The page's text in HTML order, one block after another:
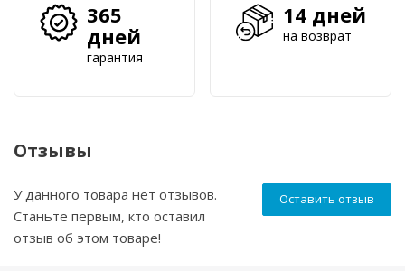
365
дней
гарантия
14 дней
на возврат
Отзывы
Оставить отзыв
У данного товара нет отзывов.
Станьте первым, кто оставил
отзыв об этом товаре!